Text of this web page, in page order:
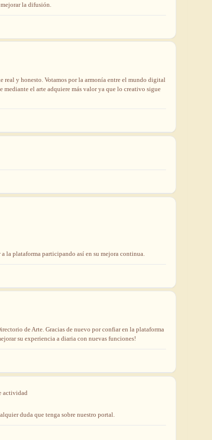
la difusión.
real y honesto. Votamos porla armonía entre el mundo digital
mediante el arte adquiere más valorya que lo creativo sigue
la plataforma participando así en su mejora continua.
deArte. Gracias de nuevo porconfiaren la plataforma
su experiencia a diaria con nuevas funciones!
actividad
duda que tenga sobre nuestro portal.
Novedad: Tu Panel